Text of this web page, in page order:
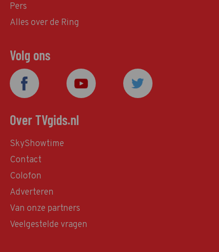
Pers
Alles over de Ring
Volg ons
Over TVgids.nl
SkyShowtime
Contact
Colofon
Adverteren
Van onze partners
Veelgestelde vragen